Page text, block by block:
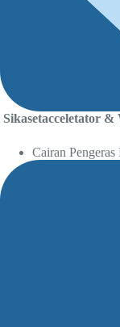
Sikasetacceletator &
Cairan